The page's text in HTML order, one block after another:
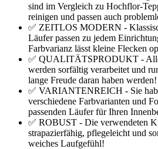
sind im Vergleich zu Hochflor-
reinigen und passen auch
✅ ZEITLOS MODERN -
Läufer passen zu jedem
Farbvarianz lässt kleine Flecken
✅ QUALITÄTSPRODUKT -
werden sorfältig verarbeitet und
lange Freude daran haben werden!
✅ VARIANTENREICH - Sie
verschiedene Farbvarianten und
passenden Läufer für Ihren
✅ ROBUST - Die verwendeten
strapazierfähig, pflegeleicht und
weiches Laufgefühl!